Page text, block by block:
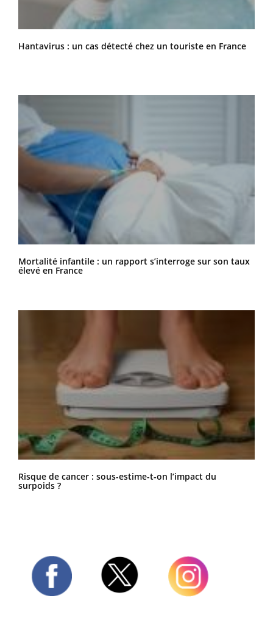
Hantavirus : un cas détecté chez un touriste en France
Mortalité infantile : un rapport s’interroge sur son taux
élevé en France
Risque de cancer : sous-estime-t-on l’impact du
surpoids ?